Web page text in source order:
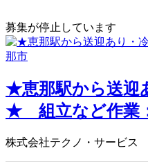
募集が停止しています
★恵那駅から送迎
★ 組立など作業
株式会社テクノ・サービス